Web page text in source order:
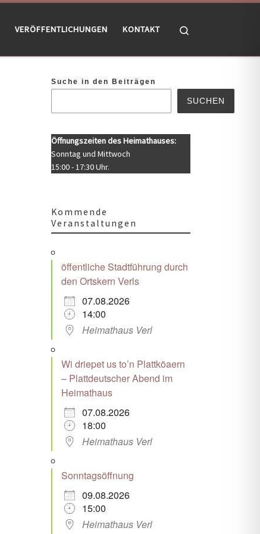
VERÖFFENTLICHUNGEN KONTAKT
Office 365 Outlook Live
Suche in den Beiträgen
SUCHEN
Öffnungszeiten des Heimathauses:
Sonntag und Mittwoch
15:00 - 17:30 Uhr.
Kommende
Veranstaltungen
öffentliche Stadtführung durch
den Ortskern Verls
07.08.2026
14:00
Heimathaus Verl
Wi driepet us to’n Plattköaern
– Plattdeutscher Abend im
Heimathaus
07.08.2026
18:00
Heimathaus Verl
Sonntagsöffnung
09.08.2026
15:00
Heimathaus Verl